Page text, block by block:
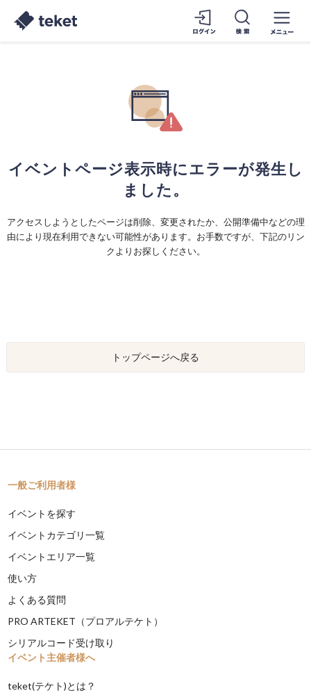
イベントページ表示時にエラーが発生し
ました。
アクセスしようとしたページは削除、変更されたか、公開準備中などの理
由により現在利用できない可能性があります。お手数ですが、下記のリン
クよりお探しください。
トップページへ戻る
一般ご利用者様
イベントを探す
イベントカテゴリ一覧
イベントエリア一覧
使い方
よくある質問
PRO ARTEKET（プロアルテケト）
シリアルコード受け取り
イベント主催者様へ
teket(テケト)とは？